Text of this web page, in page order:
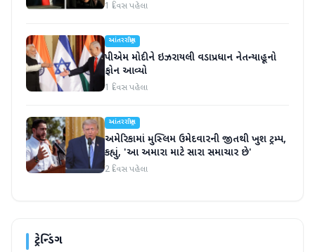
1 દિવસ પહેલા
આંતરરાષ્ટ્રીય
પીએમ મોદીને ઇઝરાયલી વડાપ્રધાન નેતન્યાહૂનો
ફોન આવ્યો
1 દિવસ પહેલા
આંતરરાષ્ટ્રીય
અમેરિકામાં મુસ્લિમ ઉમેદવારની જીતથી ખુશ ટ્રમ્પ,
કહ્યું, 'આ અમારા માટે સારા સમાચાર છે'
2 દિવસ પહેલા
ટ્રેન્ડિંગ